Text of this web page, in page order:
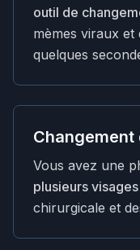
outil de
mèmes viraux et
quelques
Changement
Vous avez une
plusieurs
chirurgicale et